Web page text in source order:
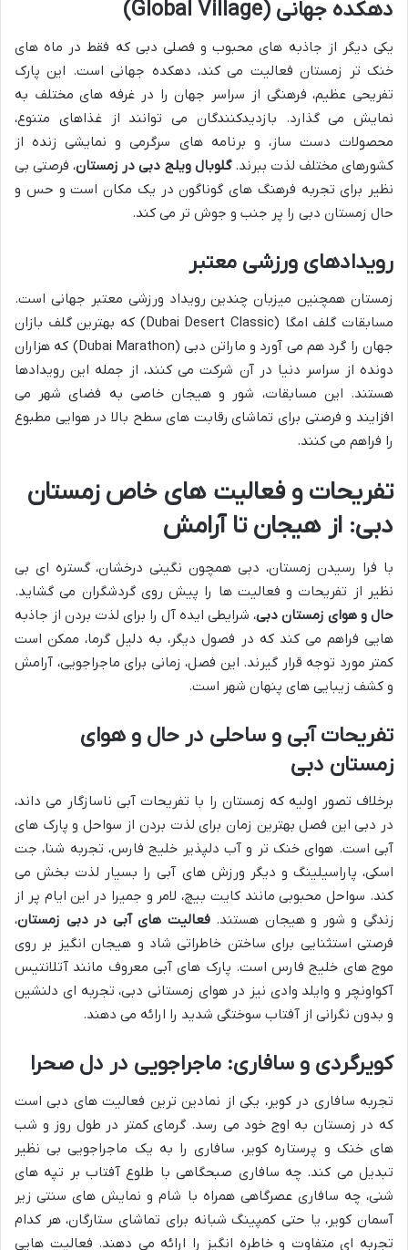
دهکده جهانی (Global Village)
یکی دیگر از جاذبه های محبوب و فصلی دبی که فقط در ماه های
خنک تر زمستان فعالیت می کند، دهکده جهانی است. این پارک
تفریحی عظیم، فرهنگی از سراسر جهان را در غرفه های مختلف به
نمایش می گذارد. بازدیدکنندگان می توانند از غذاهای متنوع،
محصولات دست ساز، و برنامه های سرگرمی و نمایشی زنده از
کشورهای مختلف لذت ببرند.گلوبال ویلج دبی در زمستان، فرصتی بی
نظیر برای تجربه فرهنگ های گوناگون در یک مکان است و حس و
حال زمستان دبی را پر جنب و جوش تر می کند.
رویدادهای ورزشی معتبر
زمستان همچنین میزبان چندین رویداد ورزشی معتبر جهانی است.
مسابقات گلف امگا (Dubai Desert Classic) که بهترین گلف بازان
جهان را گرد هم می آورد و ماراتن دبی (Dubai Marathon) که هزاران
دونده از سراسر دنیا در آن شرکت می کنند، از جمله این رویدادها
هستند. این مسابقات، شور و هیجان خاصی به فضای شهر می
افزایند و فرصتی برای تماشای رقابت های سطح بالا در هوایی مطبوع
را فراهم می کنند.
تفریحات و فعالیت های خاص زمستان
دبی: از هیجان تا آرامش
با فرا رسیدن زمستان، دبی همچون نگینی درخشان، گستره ای بی
نظیر از تفریحات و فعالیت ها را پیش روی گردشگران می گشاید.
حال و هوای زمستان دبی، شرایطی ایده آل را برای لذت بردن از جاذبه
هایی فراهم می کند که در فصول دیگر، به دلیل گرما، ممکن است
کمتر مورد توجه قرار گیرند. این فصل، زمانی برای ماجراجویی، آرامش
و کشف زیبایی های پنهان شهر است.
تفریحات آبی و ساحلی در حال و هوای
زمستان دبی
برخلاف تصور اولیه که زمستان را با تفریحات آبی ناسازگار می داند،
در دبی این فصل بهترین زمان برای لذت بردن از سواحل و پارک های
آبی است. هوای خنک تر و آب دلپذیر خلیج فارس، تجربه شنا، جت
اسکی، پاراسیلینگ و دیگر ورزش های آبی را بسیار لذت بخش می
کند. سواحل محبوبی مانند کایت بیچ، لامر و جمیرا در این ایام پر از
زندگی و شور و هیجان هستند.فعالیت های آبی در دبی زمستان،
فرصتی استثنایی برای ساختن خاطراتی شاد و هیجان انگیز بر روی
موج های خلیج فارس است. پارک های آبی معروف مانند آتلانتیس
آکواونچر و وایلد وادی نیز در هوای زمستانی دبی، تجربه ای دلنشین
و بدون نگرانی از آفتاب سوختگی شدید را ارائه می دهند.
کویرگردی و سافاری: ماجراجویی در دل صحرا
تجربه سافاری در کویر، یکی از نمادین ترین فعالیت های دبی است
که در زمستان به اوج خود می رسد. گرمای کمتر در طول روز و شب
های خنک و پرستاره کویر، سافاری را به یک ماجراجویی بی نظیر
تبدیل می کند. چه سافاری صبحگاهی با طلوع آفتاب بر تپه های
شنی، چه سافاری عصرگاهی همراه با شام و نمایش های سنتی زیر
آسمان کویر، یا حتی کمپینگ شبانه برای تماشای ستارگان، هر کدام
تجربه ای متفاوت و خاطره انگیز را ارائه می دهند. فعالیت هایی